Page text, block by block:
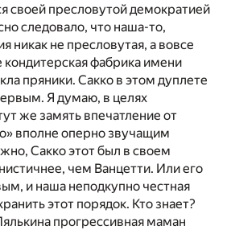
своей пресловутой демократией
следовало, что наша-то,
никак не пресловутая, а вовсе
фабрика имени
пряники. Сакко в этом дуплете
Я думаю, в целях
же замять впечатление от
вполне оперно звучащим
Сакко этот был в своем
чем Ванцетти. Или его
и наша неподкупно честная
этот порядок. Кто знает?
прогрессивная маман